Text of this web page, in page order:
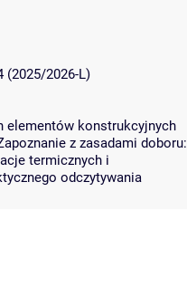
(2025/2026-L)
elementów konstrukcyjnych
z zasadami doboru:
termicznych i
odczytywania